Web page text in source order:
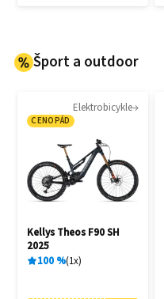
Šport a outdoor
Elektrobicykle
CENOPÁD
Kellys Theos F90 SH
2025
100% 1x